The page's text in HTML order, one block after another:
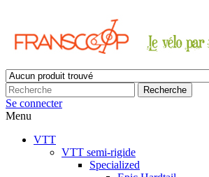
Recherche
Se connecter
Menu
VTT
VTT semi-rigide
Specialized